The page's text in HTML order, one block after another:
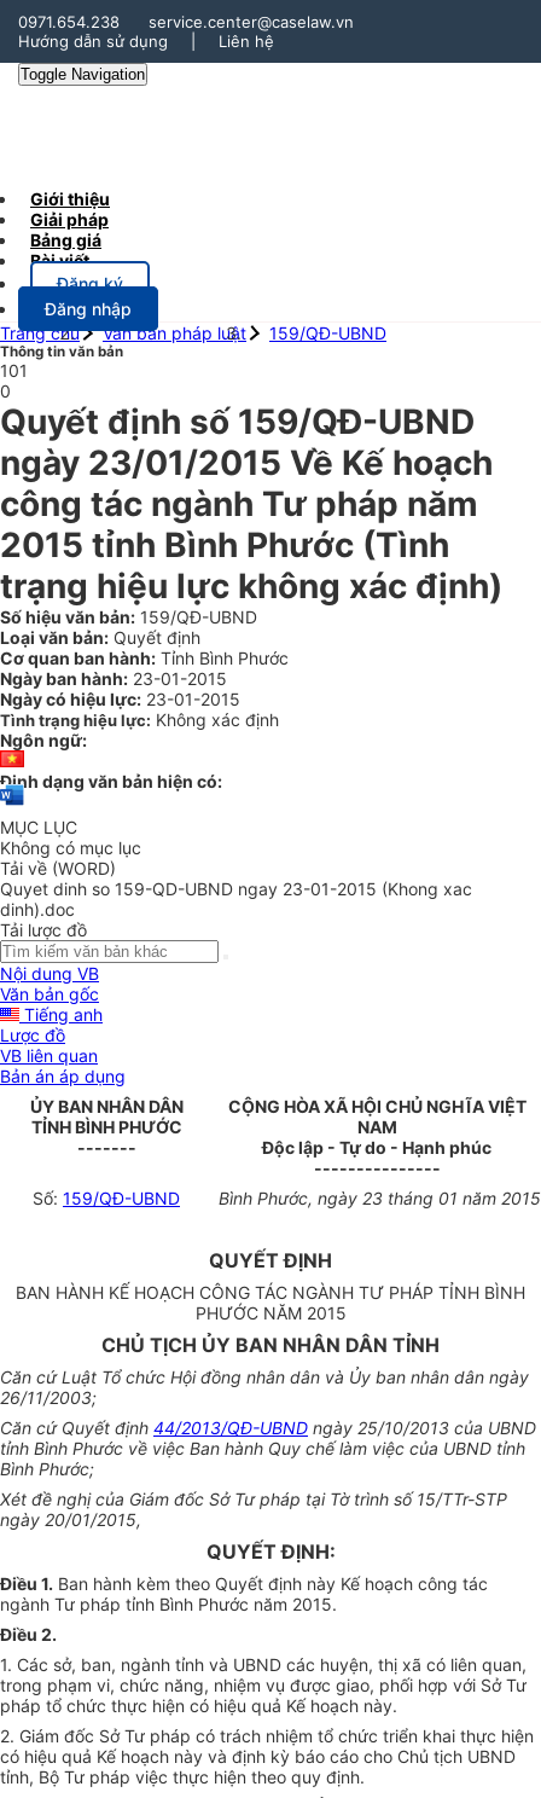
0971.654.238
service.center@caselaw.vn
Hướng dẫn sử dụng
Liên hệ
Toggle Navigation
Giới thiệu
Giải pháp
Bảng giá
Bài viết
Đăng ký
Đăng nhập
Trang chủ
Văn bản pháp luật 159/QĐ-UBND
Thông tin văn bản
101
0
Quyết định số 159/QĐ-UBND
ngày 23/01/2015 Về Kế hoạch
công tác ngành Tư pháp năm
2015 tỉnh Bình Phước (Tình
trạng hiệu lực không xác định)
Số hiệu văn bản: 159/QĐ-UBND
Loại văn bản: Quyết định
Cơ quan ban hành: Tỉnh Bình Phước
Ngày ban hành: 23-01-2015
Ngày có hiệu lực: 23-01-2015
Tình trạng hiệu lực: Không xác định
Ngôn ngữ:
Định dạng văn bản hiện có:
MỤC LỤC
Không có mục lục
Tải về (WORD)
Quyet dinh so 159-QD-UBND ngay 23-01-2015 (Khong xac
dinh).doc
Tải lược đồ
Nội dung VB
Văn bản gốc
Tiếng anh
Lược đồ
VB liên quan
Bản án áp dụng
ỦY BAN NHÂN DÂN
TỈNH BÌNH PHƯỚC
-------
CỘNG HÒA XÃ HỘI CHỦ NGHĨA VIỆT
NAM
Độc lập - Tự do - Hạnh phúc
---------------
Số: 159/QĐ-UBND Bình Phước, ngày 23 tháng 01 năm 2015
QUYẾT ĐỊNH
BAN HÀNH KẾ HOẠCH CÔNG TÁC NGÀNH TƯ PHÁP TỈNH BÌNH
PHƯỚC NĂM 2015
CHỦ TỊCH ỦY BAN NHÂN DÂN TỈNH
Căn cứ Luật Tổ chức Hội đồng nhân dân và Ủy ban nhân dân ngày
26/11/2003;
Căn cứ Quyết định 44/2013/QĐ-UBND ngày 25/10/2013 của UBND
tỉnh Bình Phước về việc Ban hành Quy chế làm việc của UBND tỉnh
Bình Phước;
Xét đề nghị của Giám đốc Sở Tư pháp tại Tờ trình số 15/TTr-STP
ngày 20/01/2015,
QUYẾT ĐỊNH:
Điều 1. Ban hành kèm theo Quyết định này Kế hoạch công tác
ngành Tư pháp tỉnh Bình Phước năm 2015.
Điều 2.
1. Các sở, ban, ngành tỉnh và UBND các huyện, thị xã có liên quan,
trong phạm vi, chức năng, nhiệm vụ được giao, phối hợp với Sở Tư
pháp tổ chức thực hiện có hiệu quả Kế hoạch này.
2. Giám đốc Sở Tư pháp có trách nhiệm tổ chức triển khai thực hiện
có hiệu quả Kế hoạch này và định kỳ báo cáo cho Chủ tịch UBND
tỉnh, Bộ Tư pháp việc thực hiện theo quy định.